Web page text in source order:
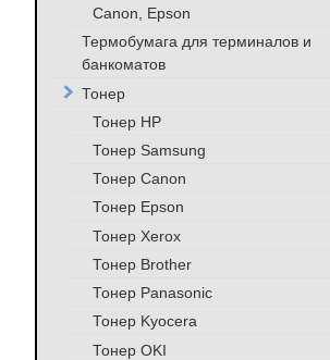
Canon, Epson
Термобумага для терминалов и
банкоматов
Тонер
Тонер HP
Тонер Samsung
Тонер Canon
Тонер Epson
Тонер Xerox
Тонер Brother
Тонер Panasonic
Тонер Kyocera
Тонер OKI